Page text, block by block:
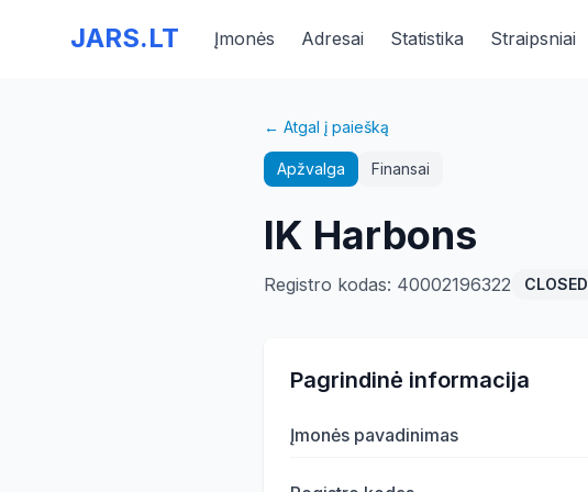
JARS.LT Įmonės Adresai Statistika Straipsniai
← Atgal į paiešką
Apžvalga Finansai
IK Harbons
Registro kodas: 40002196322 CLOSED
Pagrindinė informacija
Įmonės pavadinimas